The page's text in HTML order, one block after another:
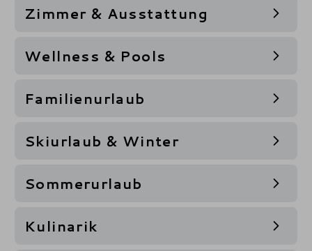
Zimmer & Ausstattung
Wellness & Pools
Familienurlaub
Skiurlaub & Winter
Sommerurlaub
Kulinarik